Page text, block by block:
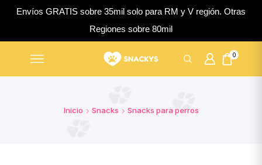
Envíos GRATIS sobre 35mil solo para RM y V región. Otras
Regiones sobre 80mil
0
Inicio Snacks Snacks para perros